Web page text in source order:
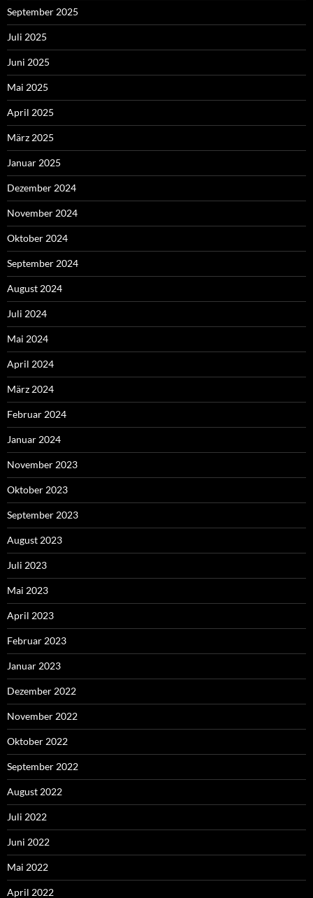
September 2025
Juli 2025
Juni 2025
Mai 2025
April 2025
März 2025
Januar 2025
Dezember 2024
November 2024
Oktober 2024
September 2024
August 2024
Juli 2024
Mai 2024
April 2024
März 2024
Februar 2024
Januar 2024
November 2023
Oktober 2023
September 2023
August 2023
Juli 2023
Mai 2023
April 2023
Februar 2023
Januar 2023
Dezember 2022
November 2022
Oktober 2022
September 2022
August 2022
Juli 2022
Juni 2022
Mai 2022
April 2022